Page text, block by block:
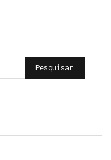
Pesquisar